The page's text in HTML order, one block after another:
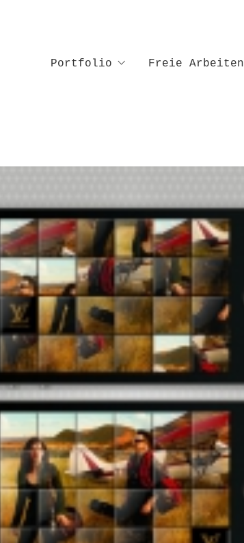
Portfolio Freie Arbeiten